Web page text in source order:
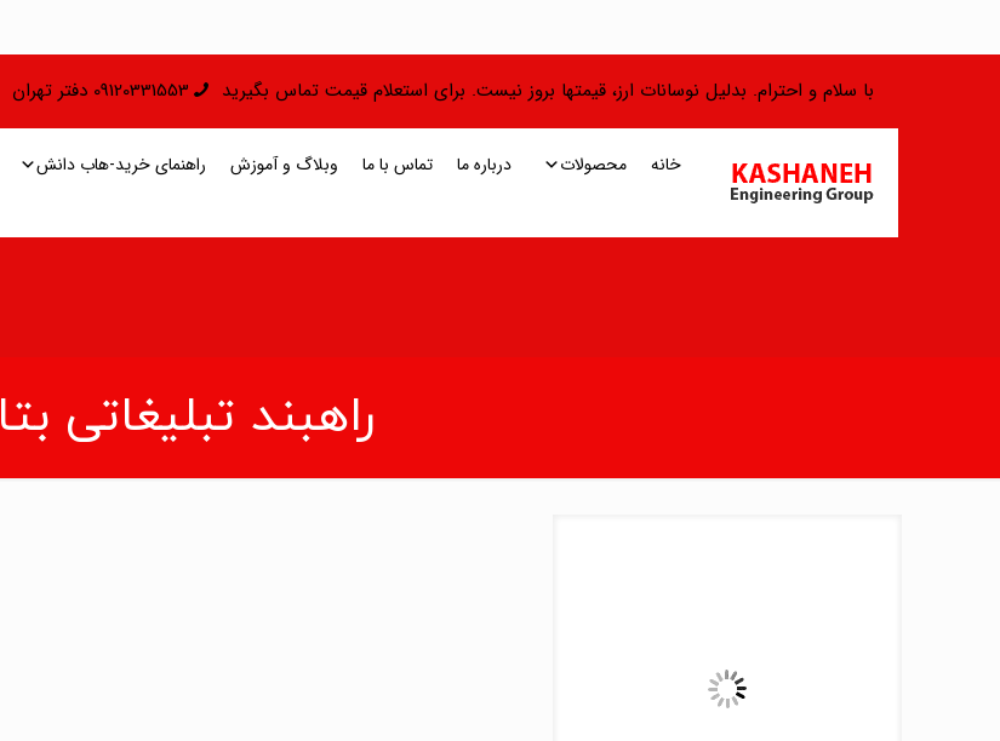
با سلام و احترام. بدلیل نوسانات ارز، قیمتها بروز نیست. برای استعلام قیمت تماس بگیرید 09120331553 دفتر تهران
خانه محصولات درباره ما تماس با ما وبلاگ و آموزش راهنمای خرید-هاب دانش
راهبند تبلیغاتی بتا